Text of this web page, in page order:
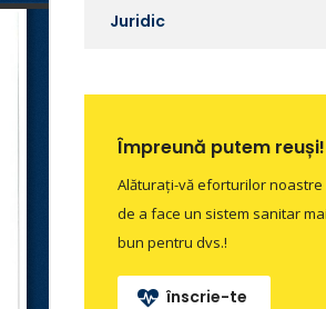
Juridic
Împreună putem reuși!
Alăturați-vă eforturilor noastre
de a face un sistem sanitar mai
bun pentru dvs.!
înscrie-te